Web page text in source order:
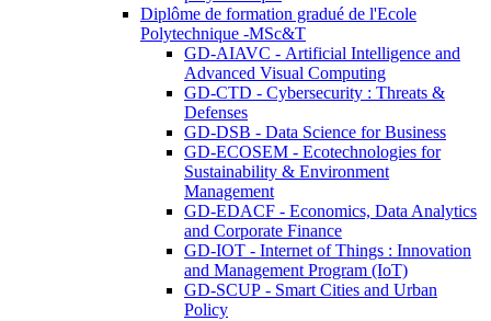
Diplôme de formation gradué de l'Ecole
Polytechnique -MSc&T
GD-AIAVC - Artificial Intelligence and
Advanced Visual Computing
GD-CTD - Cybersecurity : Threats &
Defenses
GD-DSB - Data Science for Business
GD-ECOSEM - Ecotechnologies for
Sustainability & Environment
Management
GD-EDACF - Economics, Data Analytics
and Corporate Finance
GD-IOT - Internet of Things : Innovation
and Management Program (IoT)
GD-SCUP - Smart Cities and Urban
Policy